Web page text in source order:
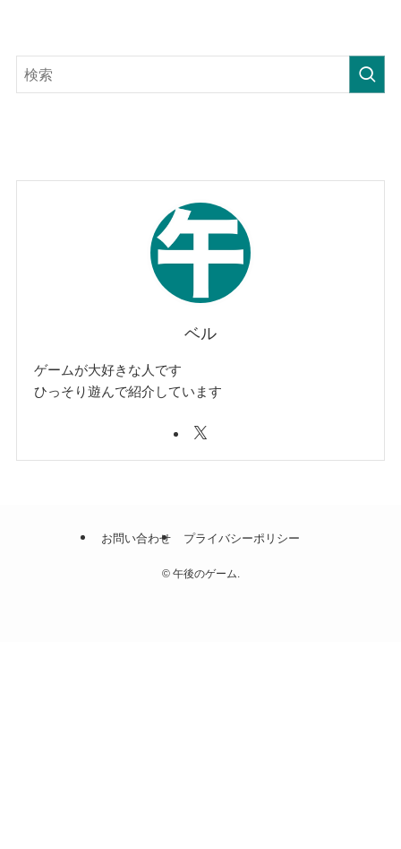
ベル
ゲームが大好きな人です
ひっそり遊んで紹介しています
お問い合わせ プライバシーポリシー
©午後のゲーム.